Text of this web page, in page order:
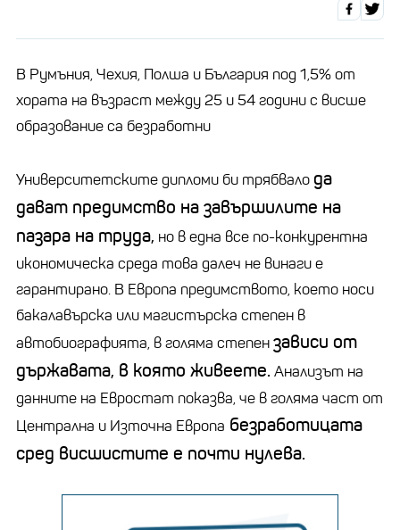
В Румъния, Чехия, Полша и България под 1,5% от
хората на възраст между 25 и 54 години с висше
образование са безработни
Университетските дипломи би трябвало да
дават предимство на завършилите на
пазара на труда, но в една все по-конкурентна
икономическа среда това далеч не винаги е
гарантирано. В Европа предимството, което носи
бакалавърска или магистърска степен в
автобиографията, в голяма степензависи от
държавата, в която живеете. Анализът на
данните на Евростат показва, че в голяма част от
Централна и Източна Европа безработицата
сред висшистите е почти нулева.